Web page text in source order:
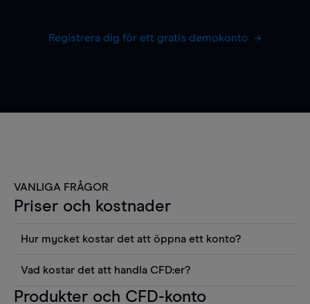
Registrera dig för ett gratis demokonto
VANLIGA FRÅGOR
Priser och kostnader
Hur mycket kostar det att öppna ett konto?
använda sådana verktyg som diagram, Reuters
Vad kostar det att handla CFD:er?
Det är en rad kostnader att tänka på när man
Produkter och CFD-konto